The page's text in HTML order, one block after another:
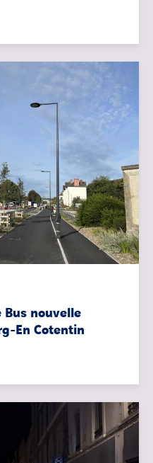
Bus nouvelle
En Cotentin